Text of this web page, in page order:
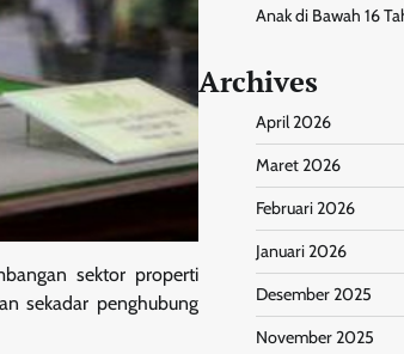
sektor properti
sekadar penghubung
Anak di Bawah 16
Archives
April 2026
Maret 2026
Februari 2026
Januari 2026
Desember 2025
November 2025